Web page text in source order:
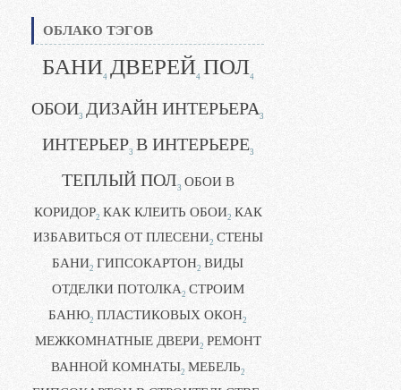
ОБЛАКО ТЭГОВ
БАНИ4 ДВЕРЕЙ4 ПОЛ4
ОБОИ3 ДИЗАЙН ИНТЕРЬЕРА3
ИНТЕРЬЕР3 В ИНТЕРЬЕРЕ3
ТЕПЛЫЙ ПОЛ3 ОБОИ В
КОРИДОР2 КАК КЛЕИТЬ ОБОИ2 КАК
ИЗБАВИТЬСЯ ОТ ПЛЕСЕНИ2 СТЕНЫ
БАНИ2 ГИПСОКАРТОН2 ВИДЫ
ОТДЕЛКИ ПОТОЛКА2 СТРОИМ
БАНЮ2 ПЛАСТИКОВЫХ ОКОН2
МЕЖКОМНАТНЫЕ ДВЕРИ2 РЕМОНТ
ВАННОЙ КОМНАТЫ2 МЕБЕЛЬ2